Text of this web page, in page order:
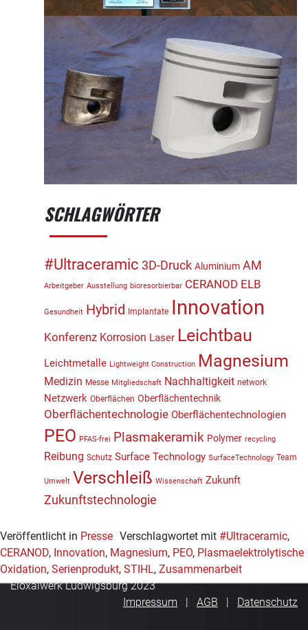
SCHLAGWÖRTER
#Ultraceramic 3D-Druck Aluminium AM
Arbeitgeber Ausstellung bioresorbierbar CERANOD ELB
Gesundheit Hybrid Implantate Innovation
Konferenz Korrosion Laser Leichtbau
Leichtmetalle Lightweight Construction Magnesium
Medizin Messe Mitgliedschaft Nachhaltigkeit network
Netzwerk Oberflächen Oberflächentechnik
Oberflächentechnologie Oberflächentechnologien
PEO PFAS-frei Plasmakeramik Polymer recycling
Reibung Schutz Surface Technology SurfaceTechnology Team
Umwelt Verschleiß Wissenschaft Zukunft
Zukunftstechnologie
Veröffentlicht in Presse Verschlagwortet mit #Ultraceramic,
CERANOD, Innovation, Magnesium, PEO, Plasmaelektrolytische
Oxidation, Serienprodukt, STIHL, Zusammenarbeit
Eloxalwerk Ludwigsburg 2023
Impressum
AGB Datenschutz